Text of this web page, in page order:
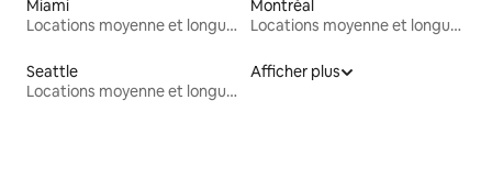
Miami
Locations moyenne et longue durée
Montréal
Locations moyenne et longue durée
Seattle
Locations moyenne et longue durée
Afficher plus